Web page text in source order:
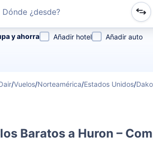
Dónde ¿desde?
tu búsqueda por aerolínea, por ciudad o
y ahorra Añadir hotel Añadir auto
/Vuelos/Norteamérica/Estados Unidos/
Baratos a Huron –